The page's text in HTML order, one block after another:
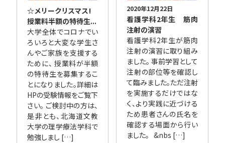
☆メリークリスマス!
授業料半額の特待生...
大学全体でコロナでい
ろいろと大変な学生さ
んやご家族を支援する
ために、 授業料が半額
の特待生を募集するこ
とになりました。詳細は
HPの受験情報をご覧下
さい。 ご検討中の方は、
是非とも、北海道文教
大学の理学療法学科で
勉強しまし […]
2020年12月22日
看護学科2年生 筋肉
注射の演習
看護学科2年生が筋肉
注射の演習に取り組み
ました。 事前学習として
注射の部位等を確認し
て臨みました。ただ注射
を実施するだけではな
く、より実践に近づける
ため患者さんの氏名を
確認する場面から行い
ました。 &nbs […]